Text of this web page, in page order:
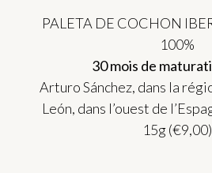
PALETA DE COCHON
100%
30 mois de
Arturo Sánchez, dans la
León, dans l’ouest de
15g (€9,00)